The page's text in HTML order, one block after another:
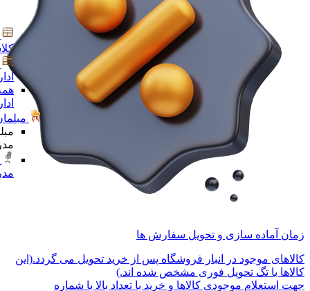
زمان آماده سازی و تحویل سفارش ها
کالاهای موجود در انبار فروشگاه پس از خرید تحویل می گردد.(این
کالاها با تگ تحویل فوری مشخص شده اند.)
جهت استعلام موجودی کالاها و خرید با تعداد بالا با شماره